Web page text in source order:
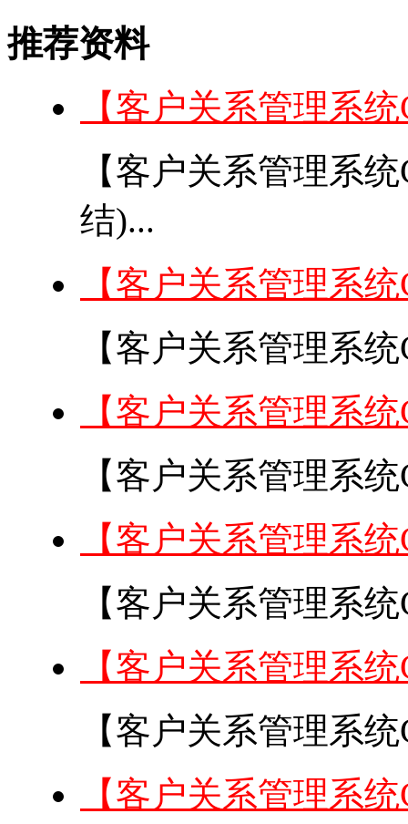
推荐资料
【客户关系管理系
【客户关系管理系
结)...
【客户关系管理系
【客户关系管理系
【客户关系管理系
【客户关系管理系
【客户关系管理系
【客户关系管理系
【客户关系管理系
【客户关系管理系
【客户关系管理系